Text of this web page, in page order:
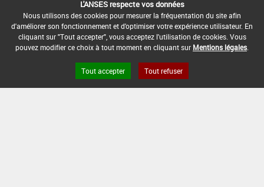
DATE DE RETRAIT DE L'USAGE :
01/11/1989
DATE DE FIN DE DISTRIBUTION :
L'ANSES respecte vos données
Nous utilisons des cookies pour mesurer la fréquentation du site afin
d'améliorer son fonctionnement et d'optimiser votre expérience utilisateur. En
cliquant sur "Tout accepter", vous acceptez l'utilisation de cookies. Vous
pouvez modifier ce choix à tout moment en cliquant sur Mentions légales
Tout accepter Tout refuser